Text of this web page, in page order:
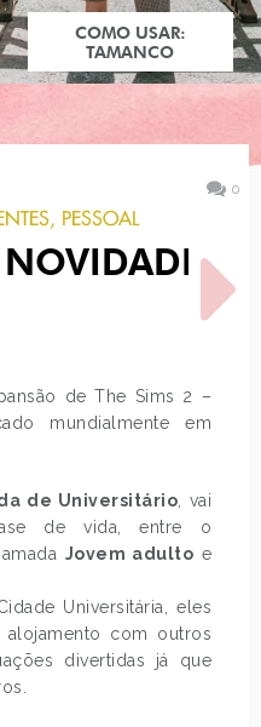
COMO USAR:
TAMANCO
0
, PESSOAL
NOVIDADES
de The Sims 2 –
mundialmente em
de Universitário , vai
de vida, entre o
Jovem adulto e
Universitária, eles
com outros
divertidas já que
PRÓXIMO POST